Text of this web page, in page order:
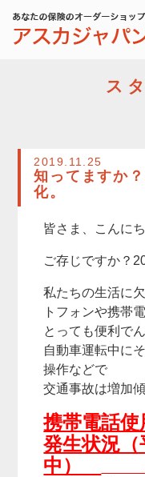
ス
2019.11.25
知ってますか
化。
皆さま、こんにち
ご存じですか？
私たちの生活に
トフォンや携帯
とっても便利で
自動車運転中に
操作などで
交通事故は増加
携帯電話
発生状況（
中）